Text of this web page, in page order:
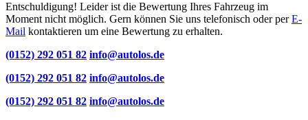
Entschuldigung! Leider ist die Bewertung Ihres Fahrzeug im
Moment nicht möglich. Gern können Sie uns telefonisch oder perE-
Mail kontaktieren um eine Bewertung zu erhalten.
(0152) 292 051 82 info@autolos.de
(0152) 292 051 82 info@autolos.de
(0152) 292 051 82 info@autolos.de